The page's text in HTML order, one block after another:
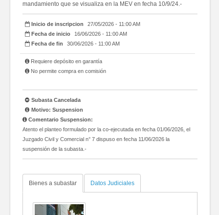
mandamiento que se visualiza en la MEV en fecha 10/9/24.-
Inicio de inscripcion
27/05/2026 - 11:00 AM
Fecha de inicio
16/06/2026 - 11:00 AM
Fecha de fin
30/06/2026 - 11:00 AM
Requiere depósito en garantía
No permite compra en comisión
Subasta Cancelada
Motivo: Suspension
Comentario Suspension:
Atento el planteo formulado por la co-ejecutada en fecha 01/06/2026, el
Juzgado Civil y Comercial n° 7 dispuso en fecha 11/06/2026 la
suspensión de la subasta.-
Bienes a subastar Datos Judiciales